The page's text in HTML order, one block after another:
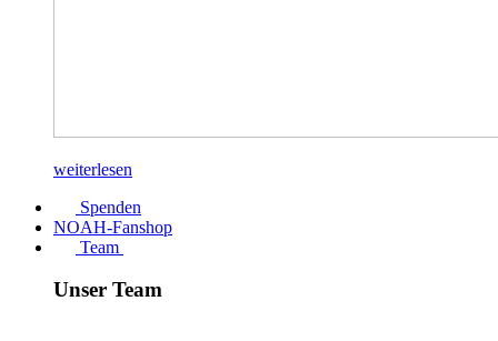
weiterlesen
Spenden
NOAH-Fanshop
Team
Unser Team